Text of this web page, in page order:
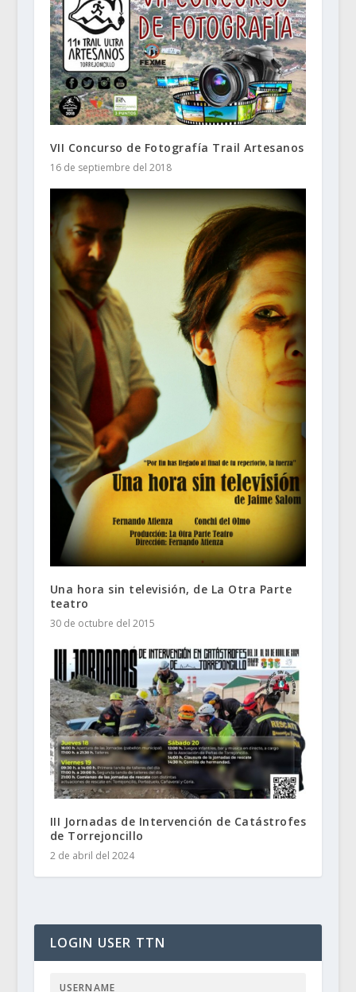
VII Concurso de Fotografía Trail Artesanos
16 de septiembre del 2018
Una hora sin televisión, de La Otra Parte
teatro
30 de octubre del 2015
III Jornadas de Intervención de Catástrofes
de Torrejoncillo
2 de abril del 2024
LOGIN USER TTN